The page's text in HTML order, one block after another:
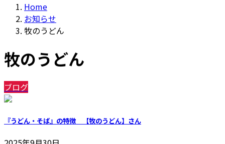
Home
お知らせ
牧のうどん
牧のうどん
ブログ
『うどん・そば』の特徴 【牧のうどん】さん